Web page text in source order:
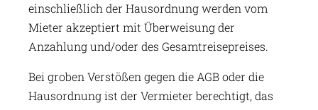
einschließlich der Hausordnung werden vom
Mieter akzeptiert mit Überweisung der
Anzahlung und/oder des Gesamtreisepreises.
Bei groben Verstößen gegen die AGB oder die
Hausordnung ist der Vermieter berechtigt, das